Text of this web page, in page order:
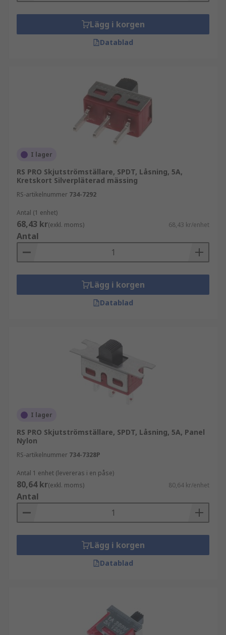
Lägg i korgen
Datablad
I lager
RS PRO Skjutströmställare, SPDT, Låsning, 5A,
Kretskort Silverpläterad mässing
RS-artikelnummer 734-7292
Antal (1 enhet)
68,43 kr(exkl. moms) 68,43 kr/enhet
Antal
Lägg i korgen
Datablad
I lager
RS PRO Skjutströmställare, SPDT, Låsning, 5A, Panel
Nylon
RS-artikelnummer 734-7328P
Antal 1 enhet (levereras i en påse)
80,64 kr(exkl. moms) 80,64 kr/enhet
Antal
Lägg i korgen
Datablad